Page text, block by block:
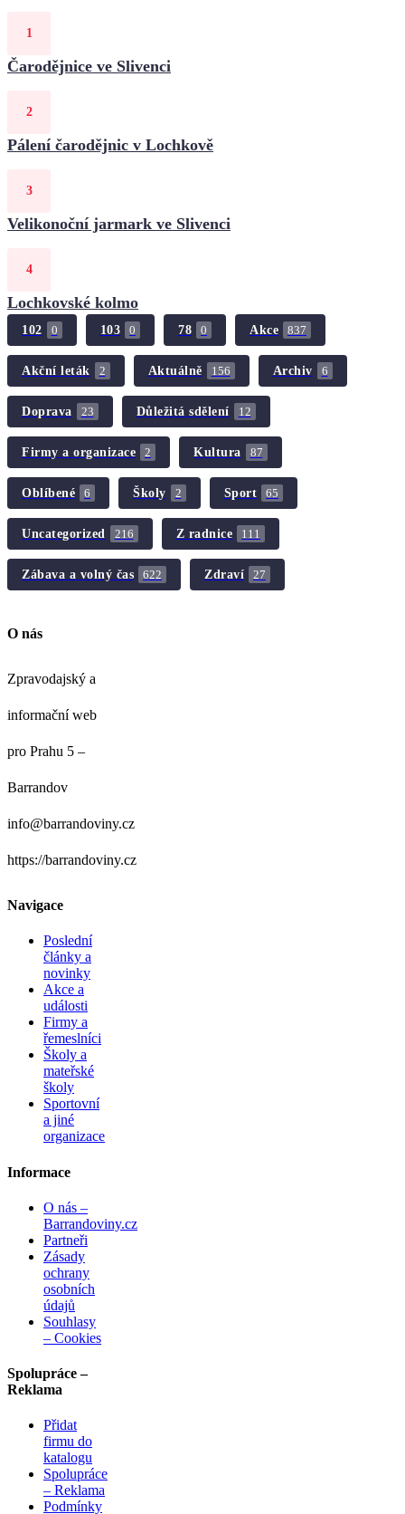
Čarodějnice ve Slivenci
Pálení čarodějnic v Lochkově
Velikonoční jarmark ve Slivenci
Lochkovské kolmo
102 0 103 0 78 0 Akce 837
Akční leták 2 Aktuálně 156 Archiv 6
Doprava 23 Důležitá sdělení 12
Firmy a organizace 2 Kultura 87
Oblíbené 6 Školy 2 Sport 65
Uncategorized 216 Z radnice 111
Zábava a volný čas 622 Zdraví 27
O nás
Zpravodajský a
informační web
pro Prahu 5 –
Barrandov
info@barrandoviny.cz
https://barrandoviny.cz
Navigace
Poslední
články a
novinky
Akce a
události
Firmy a
řemeslníci
Školy a
mateřské
školy
Sportovní
a jiné
organizace
Informace
O nás –
Barrandoviny.cz
Partneři
Zásady
ochrany
osobních
údajů
Souhlasy
– Cookies
Spolupráce –
Reklama
Přidat
firmu do
katalogu
Spolupráce
– Reklama
Podmínky